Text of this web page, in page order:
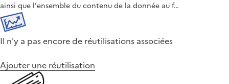
ainsi que l'ensemble du contenu de la donnée au f…
Il n'y a pas encore de réutilisations associées
Ajouter une réutilisation